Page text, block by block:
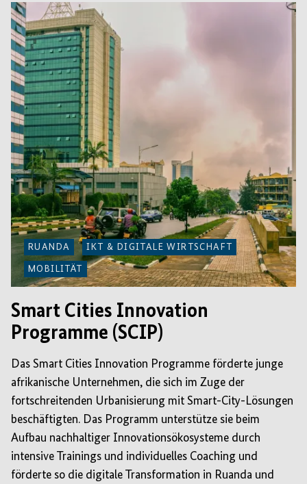
RUANDA IKT & DIGITALE WIRTSCHAFT
MOBILITÄT
Smart Cities Innovation
Programme (SCIP)
Das Smart Cities Innovation Programme förderte junge
afrikanische Unternehmen, die sich im Zuge der
fortschreitenden Urbanisierung mit Smart-City-Lösungen
beschäftigten. Das Programm unterstütze sie beim
Aufbau nachhaltiger Innovationsökosysteme durch
intensive Trainings und individuelles Coaching und
förderte so die digitale Transformation in Ruanda und